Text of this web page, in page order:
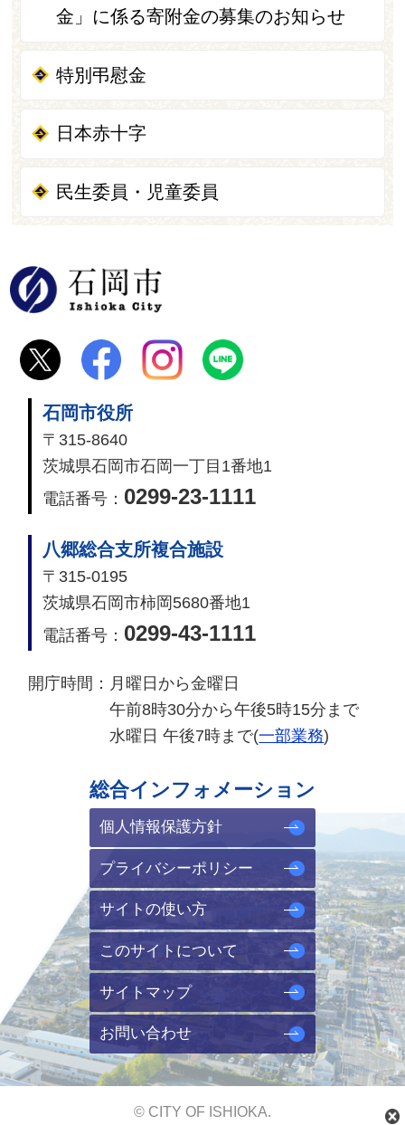
金」に係る寄附金の募集のお知らせ
特別弔慰金
日本赤十字
民生委員・児童委員
石岡市役所
〒315-8640
茨城県石岡市石岡一丁目1番地1
電話番号： 0299-23-1111
八郷総合支所複合施設
〒315-0195
茨城県石岡市柿岡5680番地1
電話番号： 0299-43-1111
開庁時間： 月曜日から金曜日
午前8時30分から午後5時15分まで
水曜日 午後7時まで(一部業務)
総合インフォメーション
個人情報保護方針
プライバシーポリシー
サイトの使い方
このサイトについて
サイトマップ
お問い合わせ
© CITY OF ISHIOKA.